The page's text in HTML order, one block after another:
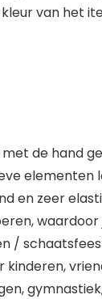
van het
de hand
elementen
en zeer
/